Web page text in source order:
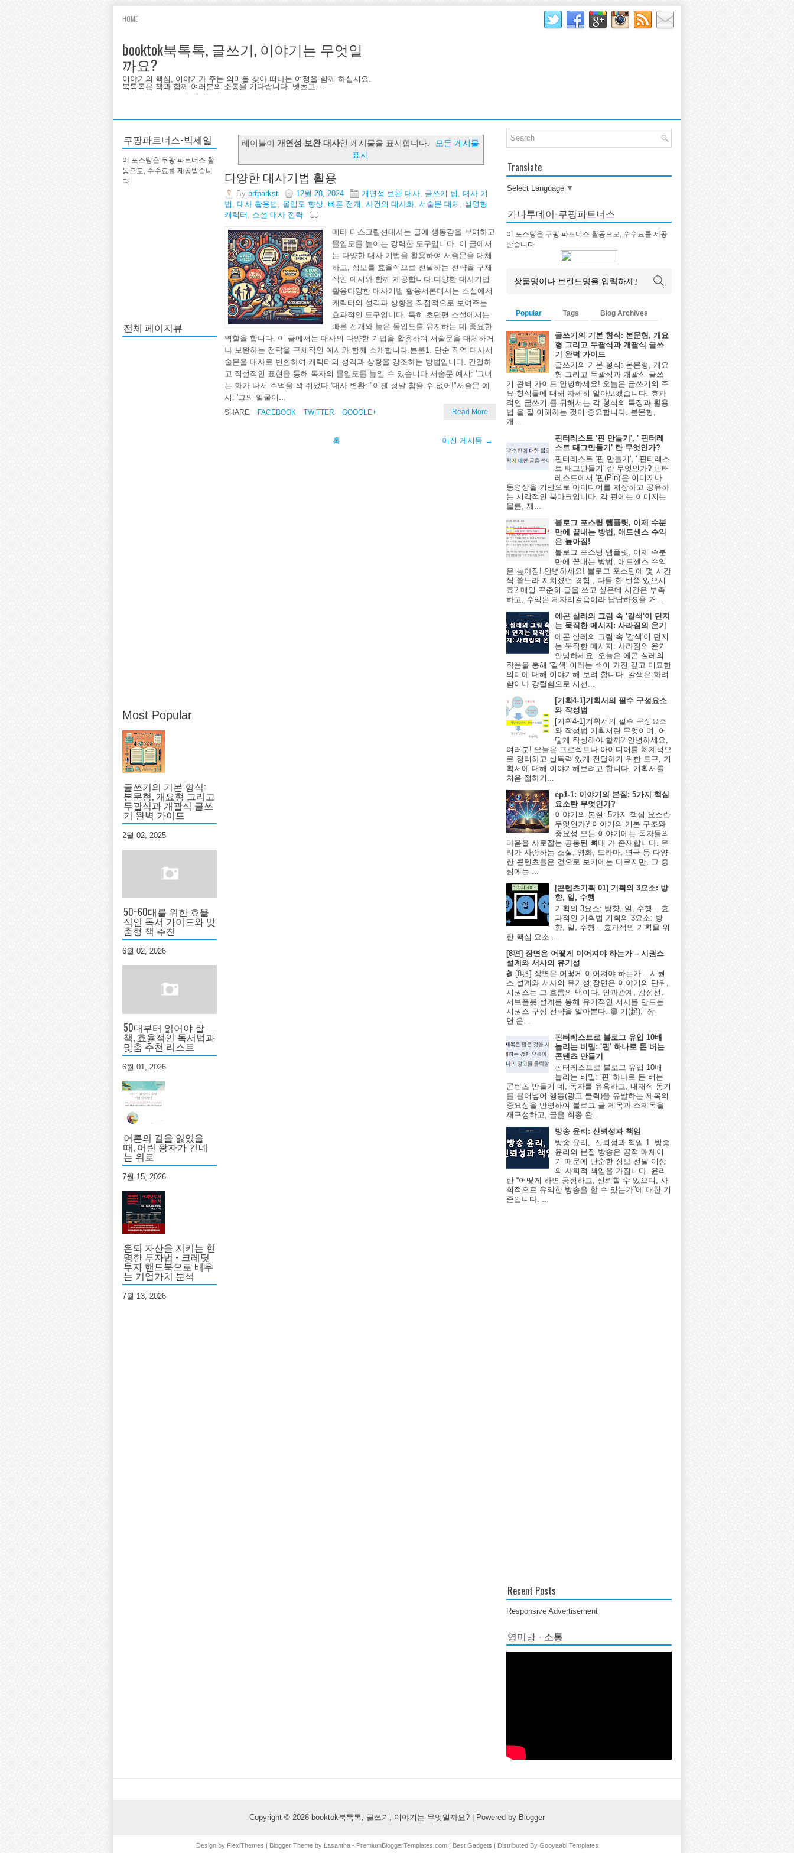
HOME
booktok북톡톡, 글쓰기, 이야기는 무엇일
까요?
이야기의 핵심, 이야기가 주는 의미를 찾아 떠나는 여정을 함께 하십시요.
북톡톡은 책과 함께 여러분의 소통을 기다랍니다. 넷츠고....
쿠팡파트너스-빅세일
이 포스팅은 쿠팡 파트너스 활
동으로, 수수료를 제공받습니
다
전체 페이지뷰
Most Popular
글쓰기의 기본 형식:
본문형, 개요형 그리고
두괄식과 개괄식 글쓰
기 완벽 가이드
2월 02, 2025
50~60대를 위한 효율
적인 독서 가이드와 맞
춤형 책 추천
6월 02, 2026
50대부터 읽어야 할
책, 효율적인 독서법과
맞춤 추천 리스트
6월 01, 2026
어른의 길을 잃었을
때, 어린 왕자가 건네
는 위로
7월 15, 2026
은퇴 자산을 지키는 현
명한 투자법 - 크레딧
투자 핸드북으로 배우
는 기업가치 분석
7월 13, 2026
레이블이개연성 보완 대사인 게시물을 표시합니다.
모든 게시물
표시
다양한 대사기법 활용
By prfparkst 12월 28, 2024 개연성 보완 대사 글쓰기 팁
대사 기
법
대사 활용법 몰입도 향상 빠른 전개 사건의 대사화 서술문 대체
설명형
캐릭터
소설 대사 전략
메타 디스크립션대사는 글에 생동감을 부여하고
몰입도를 높이는 강력한 도구입니다. 이 글에서
는 다양한 대사 기법을 활용하여 서술문을 대체
하고, 정보를 효율적으로 전달하는 전략을 구체
적인 예시와 함께 제공합니다.다양한 대사기법
활용다양한 대사기법 활용서론대사는 소설에서
캐릭터의 성격과 상황을 직접적으로 보여주는
효과적인 도구입니다. 특히 초단편 소설에서는
빠른 전개와 높은 몰입도를 유지하는 데 중요한
역할을 합니다. 이 글에서는 대사의 다양한 기법을 활용하여 서술문을 대체하거
나 보완하는 전략을 구체적인 예시와 함께 소개합니다.본론1. 단순 직역 대사서
술문을 대사로 변환하여 캐릭터의 성격과 상황을 강조하는 방법입니다. 간결하
고 직설적인 표현을 통해 독자의 몰입도를 높일 수 있습니다.서술문 예시: '그녀
는 화가 나서 주먹을 꽉 쥐었다.'대사 변환: "이젠 정말 참을 수 없어!"서술문 예
시: '그의 얼굴이...
SHARE: FACEBOOK TWITTER GOOGLE+ Read More
이전 게시물 →
홈
Translate
Select Language ▼
가나투데이-쿠팡파트너스
이 포스팅은 쿠팡 파트너스 활동으로, 수수료를 제공
받습니다
Popular Tags Blog Archives
글쓰기의 기본 형식: 본문형, 개요
형 그리고 두괄식과 개괄식 글쓰
기 완벽 가이드
글쓰기의 기본 형식: 본문형, 개요
형 그리고 두괄식과 개괄식 글쓰
기 완벽 가이드 안녕하세요! 오늘은 글쓰기의 주
요 형식들에 대해 자세히 알아보겠습니다. 효과
적인 글쓰기 를 위해서는 각 형식의 특징과 활용
법 을 잘 이해하는 것이 중요합니다. 본문형,
개...
핀터레스트 '핀 만들기', ' 핀터레
스트 태그만들기' 란 무엇인가?
핀터레스트 '핀 만들기', ' 핀터레스
트 태그만들기' 란 무엇인가? 핀터
레스트에서 '핀(Pin)'은 이미지나
동영상을 기반으로 아이디어를 저장하고 공유하
는 시각적인 북마크입니다. 각 핀에는 이미지는
물론, 제...
블로그 포스팅 템플릿, 이제 수분
만에 끝내는 방법, 애드센스 수익
은 높아짐!
블로그 포스팅 템플릿, 이제 수분
만에 끝내는 방법, 애드센스 수익
은 높아짐! 안녕하세요! 블로그 포스팅에 몇 시간
씩 쏟느라 지치셨던 경험 , 다들 한 번쯤 있으시
죠? 매일 꾸준히 글을 쓰고 싶은데 시간은 부족
하고, 수익은 제자리걸음이라 답답하셨을 거...
에곤 실레의 그림 속 '갈색'이 던지
는 묵직한 메시지: 사라짐의 온기
에곤 실레의 그림 속 '갈색'이 던지
는 묵직한 메시지: 사라짐의 온기
안녕하세요. 오늘은 에곤 실레의
작품을 통해 '갈색' 이라는 색이 가진 깊고 미묘한
의미에 대해 이야기해 보려 합니다. 갈색은 화려
함이나 강렬함으로 시선...
[기획4-1]기획서의 필수 구성요소
와 작성법
[기획4-1]기획서의 필수 구성요소
와 작성법 기획서란 무엇이며, 어
떻게 작성해야 할까? 안녕하세요,
여러분! 오늘은 프로젝트나 아이디어를 체계적으
로 정리하고 설득력 있게 전달하기 위한 도구, 기
획서에 대해 이야기해보려고 합니다. 기획서를
처음 접하거...
ep1-1: 이야기의 본질: 5가지 핵심
요소란 무엇인가?
이야기의 본질: 5가지 핵심 요소란
무엇인가? 이야기의 기본 구조와
중요성 모든 이야기에는 독자들의
마음을 사로잡는 공통된 뼈대 가 존재합니다. 우
리가 사랑하는 소설, 영화, 드라마, 연극 등 다양
한 콘텐츠들은 겉으로 보기에는 다르지만, 그 중
심에는 ...
[콘텐츠기획 01] 기획의 3요소: 방
향, 일, 수행
기획의 3요소: 방향, 일, 수행 – 효
과적인 기획법 기획의 3요소: 방
향, 일, 수행 – 효과적인 기획을 위
한 핵심 요소 ...
[8편] 장면은 어떻게 이어져야 하는가 – 시퀀스
설계와 서사의 유기성
🎬 [8편] 장면은 어떻게 이어져야 하는가 – 시퀀
스 설계와 서사의 유기성 장면은 이야기의 단위,
시퀀스는 그 흐름의 맥이다. 인과관계, 감정선,
서브플롯 설계를 통해 유기적인 서사를 만드는
시퀀스 구성 전략을 알아본다. 🟢 기(起): ‘장
면’은...
핀터레스트로 블로그 유입 10배
늘리는 비밀: '핀' 하나로 돈 버는
콘텐츠 만들기
핀터레스트로 블로그 유입 10배
늘리는 비밀: '핀' 하나로 돈 버는
콘텐츠 만들기 네, 독자를 유혹하고, 내재적 동기
를 불어넣어 행동(광고 클릭)을 유발하는 제목의
중요성을 반영하여 블로그 글 제목과 소제목을
재구성하고, 글을 최종 완...
방송 윤리: 신뢰성과 책임
방송 윤리, 신뢰성과 책임 1. 방송
윤리의 본질 방송은 공적 매체이
기 때문에 단순한 정보 전달 이상
의 사회적 책임을 가집니다. 윤리
란 “어떻게 하면 공정하고, 신뢰할 수 있으며, 사
회적으로 유익한 방송을 할 수 있는가”에 대한 기
준입니다. ...
Recent Posts
Responsive Advertisement
영미당 - 소통
Copyright © 2026 booktok북톡톡, 글쓰기, 이야기는 무엇일까요? | Powered by Blogger
Design by FlexiThemes | Blogger Theme by Lasantha- PremiumBloggerTemplates.com| Best Gadgets | Distributed By Gooyaabi Templates